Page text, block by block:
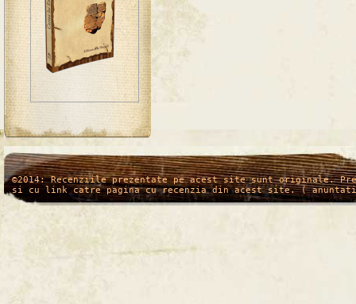
/* */
©2014: Recenziile prezentate pe acest site sunt originale.
si cu link catre pagina cu recenzia din acest site. (